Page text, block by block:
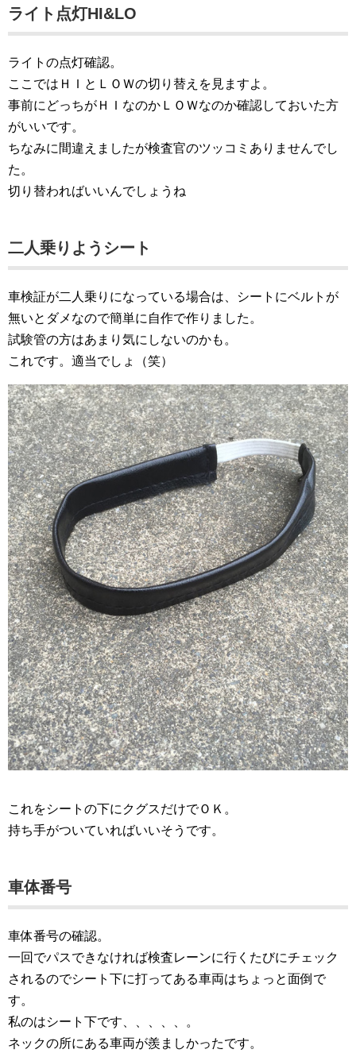
ライト点灯HI&LO
ライトの点灯確認。
ここではＨＩとＬＯＷの切り替えを見ますよ。
事前にどっちがＨＩなのかＬＯＷなのか確認しておいた方
がいいです。
ちなみに間違えましたが検査官のツッコミありませんでし
た。
切り替わればいいんでしょうね
二人乗りようシート
車検証が二人乗りになっている場合は、シートにベルトが
無いとダメなので簡単に自作で作りました。
試験管の方はあまり気にしないのかも。
これです。適当でしょ（笑）
これをシートの下にクグスだけでＯＫ。
持ち手がついていればいいそうです。
車体番号
車体番号の確認。
一回でパスできなければ検査レーンに行くたびにチェック
されるのでシート下に打ってある車両はちょっと面倒で
す。
私のはシート下です、、、、、。
ネックの所にある車両が羨ましかったです。